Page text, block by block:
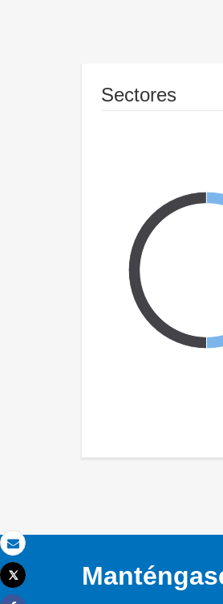
Correo electrónico
Imprimir
Tweet
Sectores